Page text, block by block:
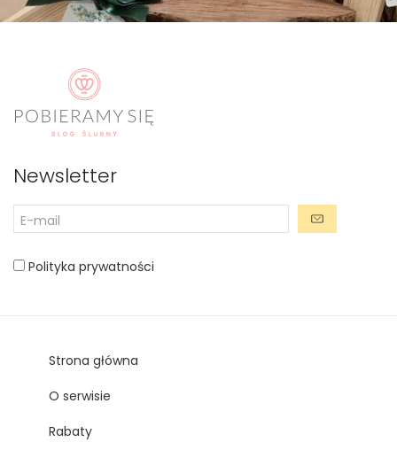
Newsletter
Polityka prywatności
Strona główna
O serwisie
Rabaty